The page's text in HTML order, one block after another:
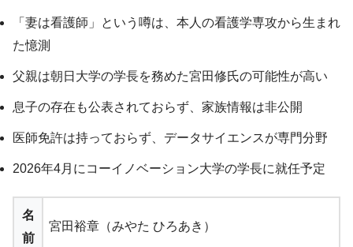
「妻は看護師」という噂は、本人の看護学専攻から生まれ
た憶測
父親は朝日大学の学長を務めた宮田修氏の可能性が高い
息子の存在も公表されておらず、家族情報は非公開
医師免許は持っておらず、データサイエンスが専門分野
2026年4月にコーイノベーション大学の学長に就任予定
名
前
宮田裕章（みやた ひろあき）